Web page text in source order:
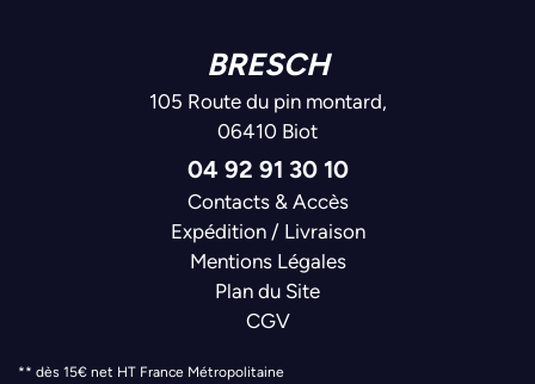
BRESCH
105 Route du pin montard,
06410 Biot
04 92 91 30 10
Contacts & Accès
Expédition / Livraison
Mentions Légales
Plan du Site
CGV
** dès 15€ net HT France Métropolitaine